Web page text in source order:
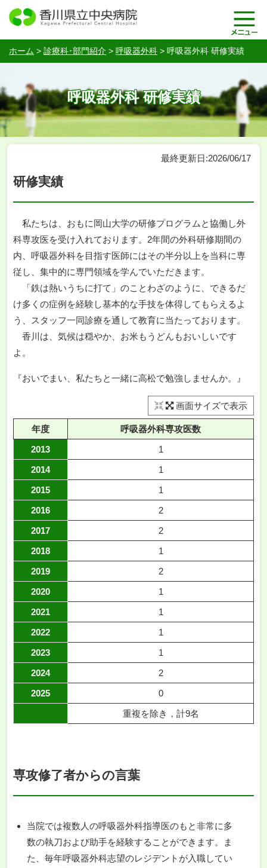
ホーム > 診療科･部門紹介 > 呼吸器外科 > 呼吸器外科 研修実績
呼吸器外科 研修実績
最終更新日:2026/06/17
研修実績
私たちは、おもに岡山大学の研修プログラムと協働し外
科専攻医を受け入れております。2年間の外科研修期間の
内、呼吸器外科を目指す医師にはその半分以上を当科に専
従し、集中的に専門領域を学んでいただきます。
「鉄は熱いうちに打て」のことわざのように、できるだ
け多くの症例を経験し基本的な手技を体得してもらえるよ
う、スタッフ一同診療を通して教育に当たっております。
香川は、気候は穏やか、お米もうどんもおいしいです
よ。
『おいでまい、私たちと一緒に高松で勉強しませんか。』
画面サイズで表示
年度
呼吸器外科専攻医数
2013
1
2014
1
2015
1
2016
2
2017
2
2018
1
2019
2
2020
1
2021
1
2022
1
2023
1
2024
2
2025
0
重複を除き，計9名
専攻修了者からの言葉
当院では複数人の呼吸器外科指導医のもと非常に多
数の執刀および助手を経験することができます。ま
た、毎年呼吸器外科志望のレジデントが入職してい